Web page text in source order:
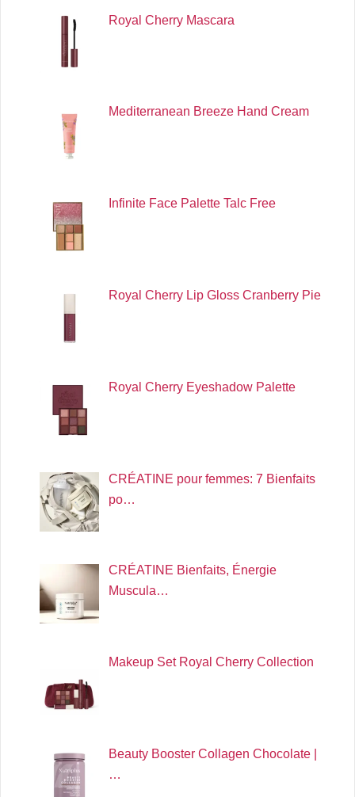
Royal Cherry Mascara
Mediterranean Breeze Hand Cream
Infinite Face Palette Talc Free
Royal Cherry Lip Gloss Cranberry Pie
Royal Cherry Eyeshadow Palette
CRÉATINE pour femmes: 7 Bienfaits
po…
CRÉATINE Bienfaits, Énergie
Muscula…
Makeup Set Royal Cherry Collection
Beauty Booster Collagen Chocolate |
…